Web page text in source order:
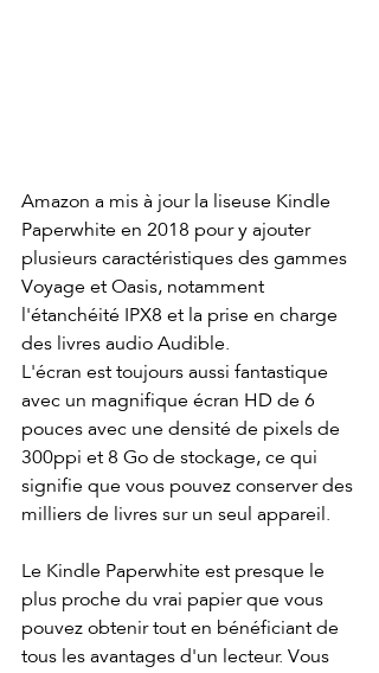
Amazon a mis à jour la liseuse Kindle
Paperwhite en 2018 pour y ajouter
plusieurs caractéristiques des gammes
Voyage et Oasis, notamment
l'étanchéité IPX8 et la prise en charge
des livres audio Audible.
L'écran est toujours aussi fantastique
avec un magnifique écran HD de 6
pouces avec une densité de pixels de
300ppi et 8 Go de stockage, ce qui
signifie que vous pouvez conserver des
milliers de livres sur un seul appareil.
Le Kindle Paperwhite est presque le
plus proche du vrai papier que vous
pouvez obtenir tout en bénéficiant de
tous les avantages d'un lecteur. Vous